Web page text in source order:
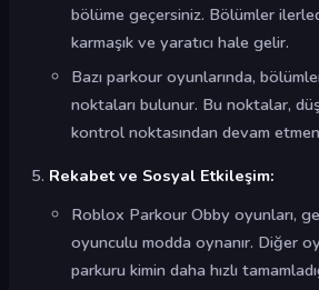
bölüme geçersiniz. Bölümler
karmaşık ve yaratıcı hale gelir.
Bazı parkour oyunlarında,
noktaları bulunur. Bu noktalar,
kontrol noktasından devam
Rekabet ve Sosyal Etkileşim:
Roblox Parkour Obby oyunları,
oyunculu modda oynanır. Diğer
parkuru kimin daha hızlı